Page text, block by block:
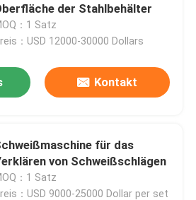
der Stahlbehälter
：1 Satz
：USD 12000-30000 Dollars
Kontakt
für das
von Schweißschlägen
：1 Satz
：USD 9000-25000 Dollar per set